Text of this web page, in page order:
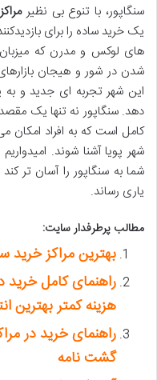
سنگاپور، با تنوع بی نظیر
یک خرید ساده را برای
های لوکس و مدرن که میزبان
شدن در شور و هیجان
این شهر تجربه ای جدید و به
دهد. سنگاپور نه تنها یک
کامل است که به افراد امکان
شهر پویا آشنا شوند.
شما به سنگاپور را آسان تر
یاری رساند.
مطالب پرطرفدار سایت:
بهترین مراکز خرید
راهنمای کامل
هزینه کمتر بهترین
گشت نامه